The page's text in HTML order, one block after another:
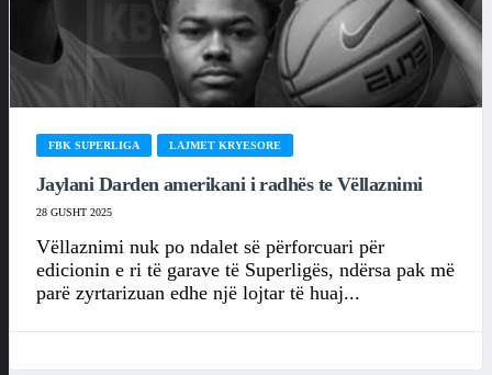
FBK SUPERLIGA LAJMET KRYESORE
Jaylani Darden amerikani i radhës te Vëllaznimi
28 GUSHT 2025
Vëllaznimi nuk po ndalet së përforcuari për
edicionin e ri të garave të Superligës, ndërsa pak më
parë zyrtarizuan edhe një lojtar të huaj...